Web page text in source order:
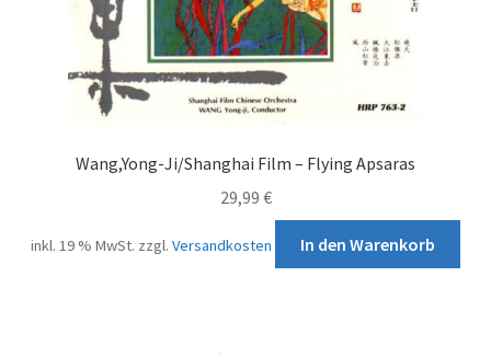
Wang,Yong-Ji/Shanghai Film – Flying Apsaras
29,99 €
inkl. 19 % MwSt. zzgl.Versandkosten In den Warenkorb